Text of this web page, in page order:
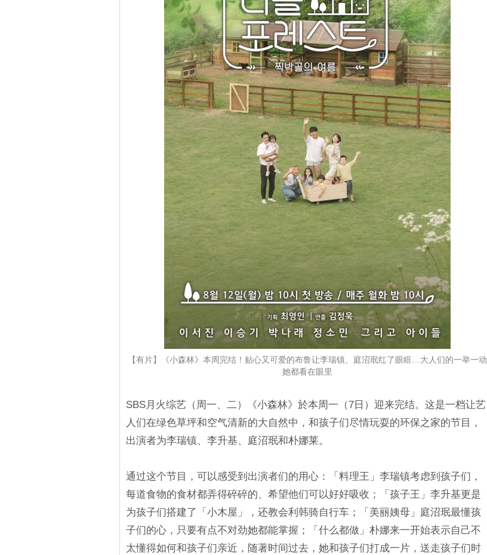
【有片】《小森林》本周完结！贴心又可爱的布鲁让李瑞镇、庭沼珉红了眼眶…大人们的一举一动
她都看在眼里
SBS月火综艺（周一、二）《小森林》於本周一（7日）迎来完结。这是一档让艺
人们在绿色草坪和空气清新的大自然中，和孩子们尽情玩耍的环保之家的节目，
出演者为李瑞镇、李升基、庭沼珉和朴娜莱。
通过这个节目，可以感受到出演者们的用心：「料理王」李瑞镇考虑到孩子们，
每道食物的食材都弄得碎碎的、希望他们可以好好吸收；「孩子王」李升基更是
为孩子们搭建了「小木屋」，还教会利韩骑自行车；「美丽姨母」庭沼珉最懂孩
子们的心，只要有点不对劲她都能掌握；「什么都做」朴娜来一开始表示自己不
太懂得如何和孩子们亲近，随著时间过去，她和孩子们打成一片，送走孩子们时